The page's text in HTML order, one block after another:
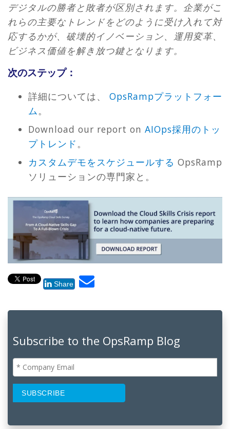
デジタルの勝者と敗者が区別されます。企業がこ
れらの主要なトレンドをどのように受け入れて対
応するかが、破壊的イノベーション、運用変革、
ビジネス価値を解き放つ鍵となります。
次のステップ：
詳細については、 OpsRampプラットフォー
ム。
Download our report on AIOps採用のトッ
プトレンド 。
カスタムデモをスケジュールする OpsRamp
ソリューションの専門家と。
Share
Subscribe to the OpsRamp Blog